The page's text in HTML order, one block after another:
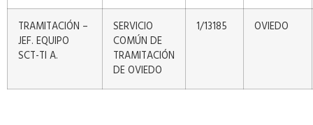
TRAMITACIÓN –
JEF. EQUIPO
SCT-TI A.
SERVICIO
COMÚN DE
TRAMITACIÓN
DE OVIEDO
1/13185 OVIEDO